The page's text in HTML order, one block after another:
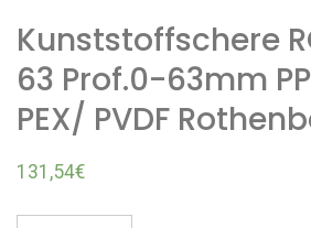
Kunststoffschere
63 Prof.0-63mm
PEX/ PVDF
131,54€